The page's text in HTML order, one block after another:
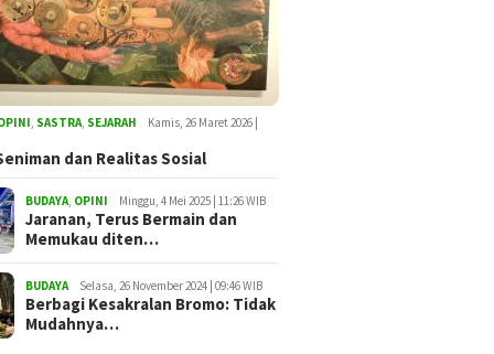
SASTRA SEJARAH Kamis, 26 Maret 2026 |
dan Realitas Sosial
BUDAYA OPINI Minggu, 4 Mei 2025 | 11:26 WIB
Jaranan, Terus Bermain dan
Memukau diten…
BUDAYA Selasa, 26 November 2024 | 09:46 WIB
Berbagi Kesakralan Bromo: Tidak
Mudahnya…